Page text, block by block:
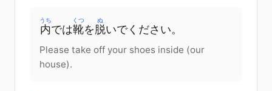
内
うち
では靴
くつ
を脱
ぬ
いでください。
Please take off your shoes inside (our
house).